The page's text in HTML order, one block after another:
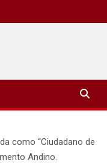
como “Ciudadano de
Andino.